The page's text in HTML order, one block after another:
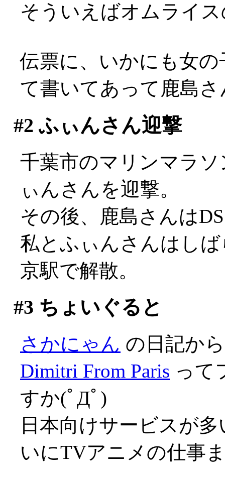
そういえばオムライ
伝票に、いかにも女
て書いてあって鹿島
#2 ふぃんさん迎撃
千葉市のマリンマラ
ぃんさんを迎撃。
その後、鹿島さんは
私とふぃんさんはし
京駅で解散。
#3 ちょいぐると
さかにゃん の日記か
Dimitri From Paris って
すか(ﾟДﾟ)
日本向けサービスが
いにTVアニメの仕事